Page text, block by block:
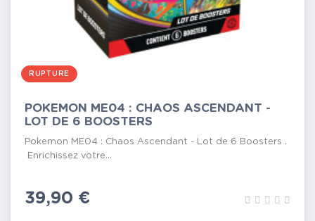
RUPTURE
POKEMON ME04 : CHAOS ASCENDANT -
LOT DE 6 BOOSTERS
Pokemon ME04 : Chaos Ascendant - Lot de 6 Boosters .
Enrichissez votre...
Prix
39,90 €